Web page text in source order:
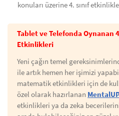
konuları üzerine 4. sınıf
Tablet ve Telefonda Oynanan
Etkinlikleri
Yeni çağın temel
ile artık hemen her işimizi
matematik etkinlikleri için de
özel olarak hazırlanan
etkinlikleri ya da zeka